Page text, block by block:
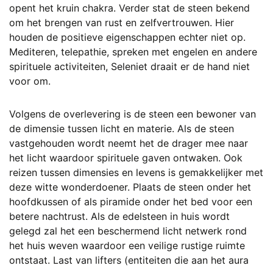
opent het kruin chakra. Verder stat de steen bekend
om het brengen van rust en zelfvertrouwen. Hier
houden de positieve eigenschappen echter niet op.
Mediteren, telepathie, spreken met engelen en andere
spirituele activiteiten, Seleniet draait er de hand niet
voor om.
Volgens de overlevering is de steen een bewoner van
de dimensie tussen licht en materie. Als de steen
vastgehouden wordt neemt het de drager mee naar
het licht waardoor spirituele gaven ontwaken. Ook
reizen tussen dimensies en levens is gemakkelijker met
deze witte wonderdoener. Plaats de steen onder het
hoofdkussen of als piramide onder het bed voor een
betere nachtrust. Als de edelsteen in huis wordt
gelegd zal het een beschermend licht netwerk rond
het huis weven waardoor een veilige rustige ruimte
ontstaat. Last van lifters (entiteiten die aan het aura